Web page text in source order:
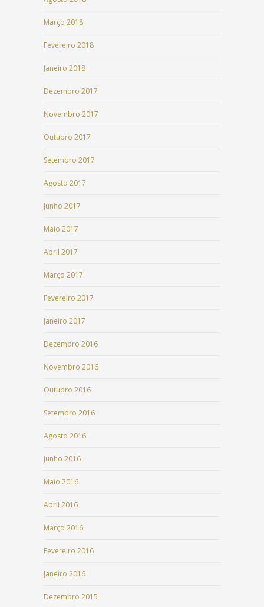
Março 2018
Fevereiro 2018
Janeiro 2018
Dezembro 2017
Novembro 2017
Outubro 2017
Setembro 2017
Agosto 2017
Junho 2017
Maio 2017
Abril 2017
Março 2017
Fevereiro 2017
Janeiro 2017
Dezembro 2016
Novembro 2016
Outubro 2016
Setembro 2016
Agosto 2016
Junho 2016
Maio 2016
Abril 2016
Março 2016
Fevereiro 2016
Janeiro 2016
Dezembro 2015